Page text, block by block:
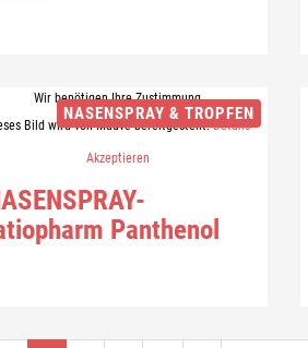
NASENSPRAY & TROPFEN
Wir benötigen Ihre Zustimmung
Bild wird von Mauve bereitgestellt.Details
Akzeptieren
Pan­the­nol